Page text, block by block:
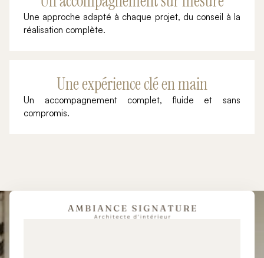
Une approche adapté à chaque projet, du conseil à la
réalisation complète.
Une expérience clé en main
Un accompagnement complet, fluide et sans
compromis.